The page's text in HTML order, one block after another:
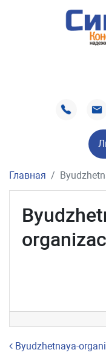
Главная
Навигация
Byudzhetnaya-